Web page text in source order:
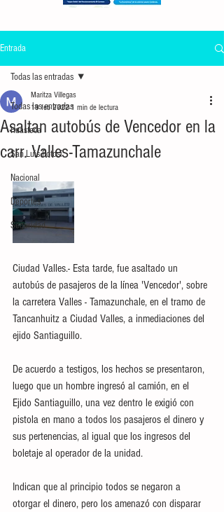
Entrada
Todas las entradas
Huasteca
San Luis Potosí
Nacional
Deportes
Seguridad
Todas las entradas
Asaltan autobús de Vencedor en la
carr. Valles-Tamazunchale
Maritza Villegas
19 feb 20221 min de lectura
Ciudad Valles.- Esta tarde, fue asaltado un
autobús de pasajeros de la línea 'Vencedor', sobre
la carretera Valles - Tamazunchale, en el tramo de
Tancanhuitz a Ciudad Valles, a inmediaciones del
ejido Santiaguillo.
De acuerdo a testigos, los hechos se presentaron,
luego que un hombre ingresó al camión, en el
Ejido Santiaguillo, una vez dentro le exigió con
pistola en mano a todos los pasajeros el dinero y
sus pertenencias, al igual que los ingresos del
boletaje al operador de la unidad.
Indican que al principio todos se negaron a
otorgar el dinero, pero los amenazó con disparar